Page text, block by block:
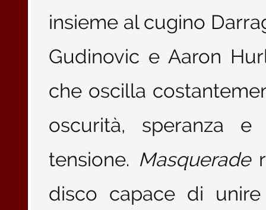
insieme al cugino
Gudinovic e Aaron
che oscilla
oscurità, speranza e
tensione. Masquerade
disco capace di